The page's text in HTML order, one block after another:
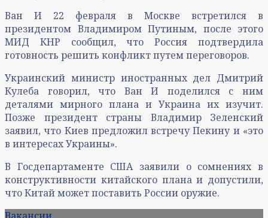
Ван И 22 февраля в Москве встретился в
президентом Владимиром Путиным, после этого
МИД КНР сообщил, что Россия подтвердила
готовность решить конфликт путем переговоров.
Украинский министр иностранных дел Дмитрий
Кулеба говорил, что Ван И поделился с ним
деталями мирного плана и Украина их изучит.
Позже президент страны Владимир Зеленский
заявил, что Киев предложил встречу Пекину и «это
в интересах Украины».
В Госдепартаменте США заявили о сомнениях в
конструктивности китайского плана и допустили,
что Китай может поставить России оружие.